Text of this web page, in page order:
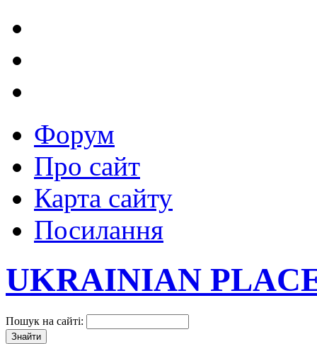
Форум
Про сайт
Карта сайту
Посилання
UKRAINIAN
Пошук на сайті: